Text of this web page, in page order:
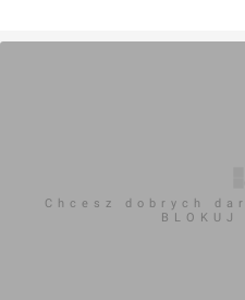
Chcesz dobrych
BLOKUJ